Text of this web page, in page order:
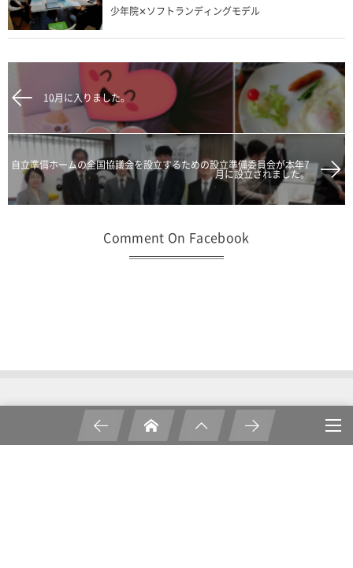
少年院✕ソフトランディングモデル
10月に入りました。
自立準備ホームの全国協議会を設立するための設立準備委員会が本年7
月に設立されました。
Comment On Facebook